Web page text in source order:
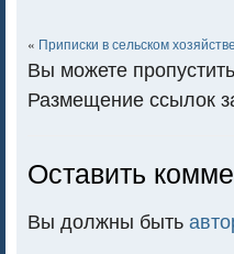
« Приписки в сельском
Вы можете
Размещение ссылок
Оставить
Вы должны быть